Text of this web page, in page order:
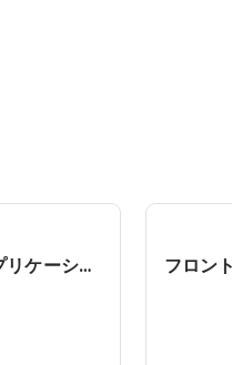
Webアプリケーションエンジニア